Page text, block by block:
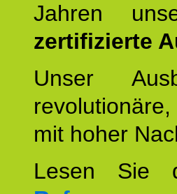
Jahren
zertifizierte
Unser
mit hoher
Lesen Sie